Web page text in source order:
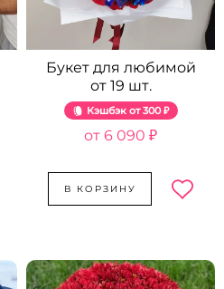
Букет для любимой
от 19 шт.
Кэшбэк 300 ₽
6 090 ₽
В КОРЗИНУ